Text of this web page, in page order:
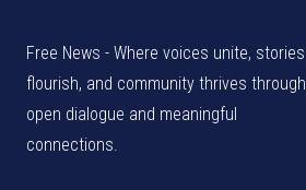
Free News - Where voices unite, stories
flourish, and community thrives through
open dialogue and meaningful
connections.